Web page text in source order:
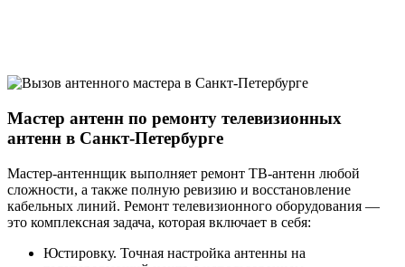
Мастер антенн по ремонту телевизионных
антенн в Санкт-Петербурге
Мастер-антеннщик выполняет ремонт ТВ-антенн любой
сложности, а также полную ревизию и восстановление
кабельных линий. Ремонт телевизионного оборудования —
это комплексная задача, которая включает в себя:
Юстировку. Точная настройка антенны на